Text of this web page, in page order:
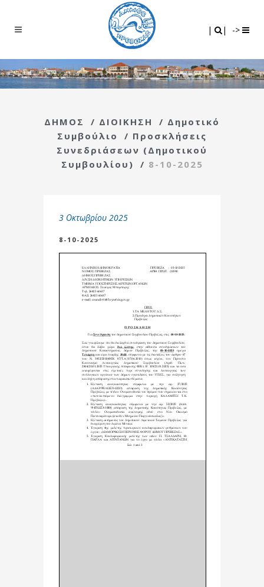
| | ->
ΔΗΜΟΣ / ΔΙΟΙΚΗΣΗ / Δημοτικό
Συμβούλιο
/ Προσκλήσεις
Συνεδριάσεων (Δημοτικού
Συμβουλίου)
/ 8-10-2025
3 Οκτωβρίου 2025
8-10-2025